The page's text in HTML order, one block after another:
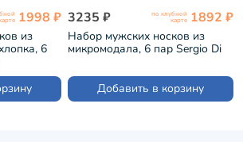
1998 ₽
из
6
(PG-
3235 ₽ по клубной
карте 1892 ₽
Набор мужских носков из
микромодала, 6 пар Sergio Di
Добавить в корзину